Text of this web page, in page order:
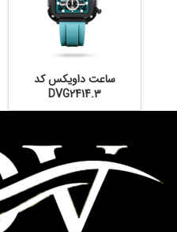
ساعت داویکس کد
DVG2414.3